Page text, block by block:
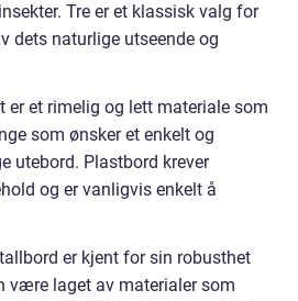
Tre er et klassisk valg for
dets naturlige utseende og
er et rimelig og lett materiale som
som ønsker et enkelt og
utebord. Plastbord krever
og er vanligvis enkelt å
er kjent for sin robusthet
være laget av materialer som